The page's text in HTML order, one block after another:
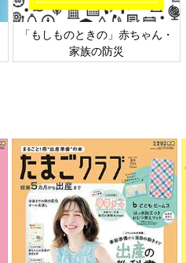
「もしものときの」赤ちゃん・
家族の防災